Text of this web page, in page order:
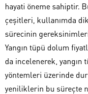
hayati öneme sahiptir.
çeşitleri, kullanımda
sürecinin
Yangın tüpü dolum
da incelenerek, yangın
yöntemleri üzerinde
yeniliklerin bu süreçte